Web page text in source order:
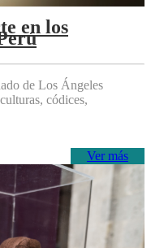
en los
de Los Ángeles
códices,
Ver más